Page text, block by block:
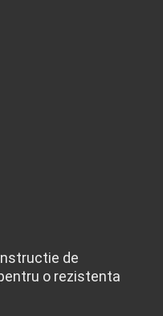
de
o rezistenta